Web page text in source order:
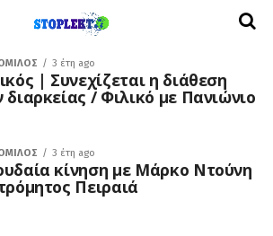
3 έτη ago
| Συνεχίζεται η διάθεση
διαρκείας / Φιλικό με Πανιώνιο
3 έτη ago
κίνηση με Μάρκο Ντούνη
Πειραιά